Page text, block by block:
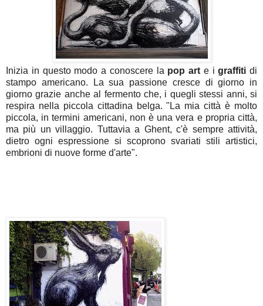
Inizia in questo modo a conoscere la pop art e i graffiti di
stampo americano. La sua passione cresce di giorno in
giorno grazie anche al fermento che, i quegli stessi anni, si
respira nella piccola cittadina belga. "La mia città è molto
piccola, in termini americani, non è una vera e propria città,
ma più un villaggio. Tuttavia a Ghent, c'è sempre attività,
dietro ogni espressione si scoprono svariati stili artistici,
embrioni di nuove forme d'arte".